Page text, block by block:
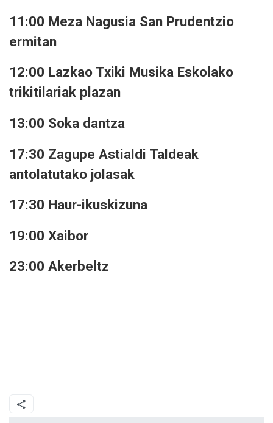
11:00 Meza Nagusia San Prudentzio
ermitan
12:00 Lazkao Txiki Musika Eskolako
trikitilariak plazan
13:00 Soka dantza
17:30 Zagupe Astialdi Taldeak
antolatutako jolasak
17:30 Haur-ikuskizuna
19:00 Xaibor
23:00 Akerbeltz